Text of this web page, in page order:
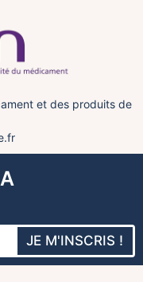
et des produits de
JE M'INSCRIS !